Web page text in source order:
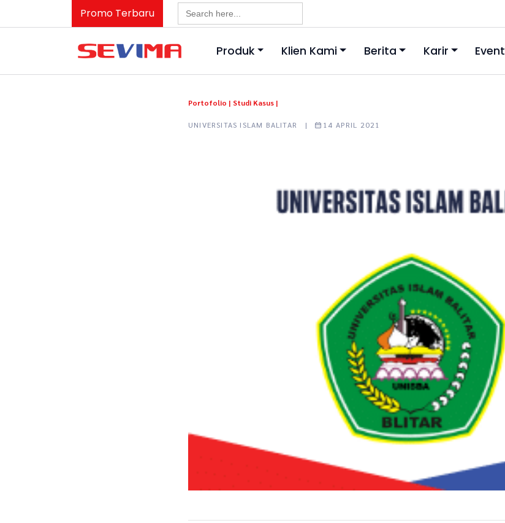
Promo Terbaru Search
for:
Produk Klien Kami Berita Karir Event
Portofolio | Studi Kasus |
UNIVERSITAS ISLAM BALITAR | 14 APRIL 2021